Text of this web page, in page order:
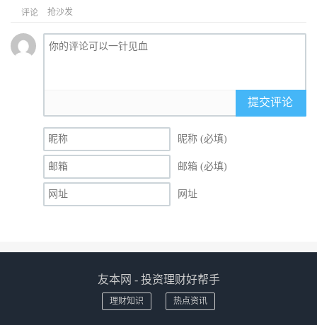
评论 抢沙发
提交评论
昵称 (必填)
邮箱 (必填)
网址
友本网 - 投资理财好帮手
理财知识 热点资讯